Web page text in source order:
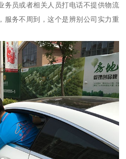
务员或者相关人员打电话不提供物流
服务不周到，这个是辨别公司实力重